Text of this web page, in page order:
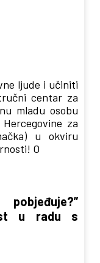
ljude i učiniti
centar za
mladu osobu
za
u okviru
O
u radu s